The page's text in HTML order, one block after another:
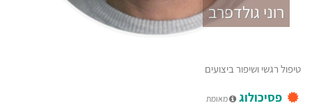
רוני גולדפרב
טיפול רגשי ושיפור ביצועים
פסיכולוג מאומת